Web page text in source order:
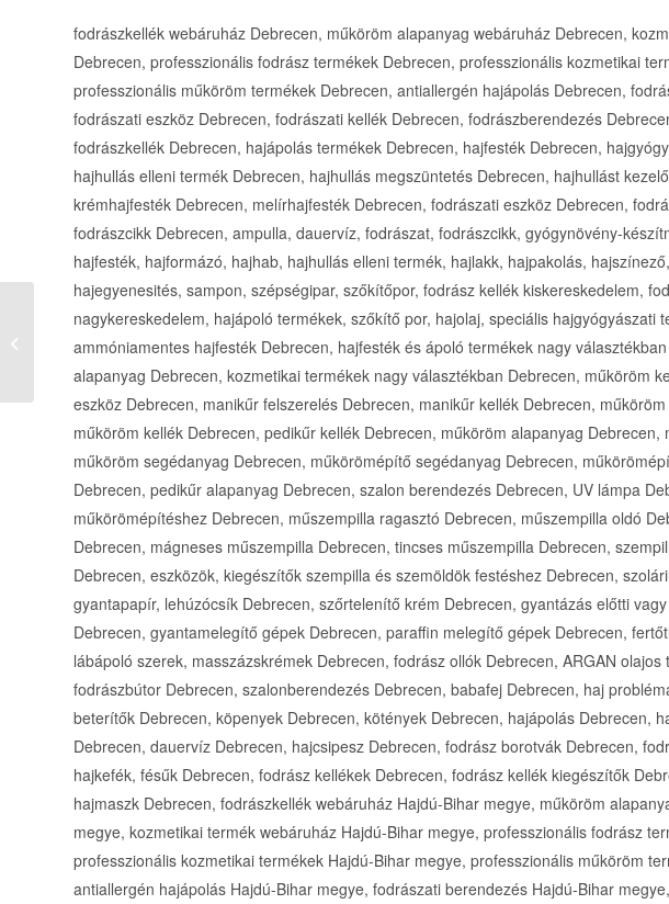
fodrászkellék webáruház Debrecen, műköröm alapanyag webáruház Debrecen,
Debrecen, professzionális fodrász termékek Debrecen, professzionális kozmetikai
professzionális műköröm termékek Debrecen, antiallergén hajápolás Debrecen,
fodrászati eszköz Debrecen, fodrászati kellék Debrecen, fodrászberendezés
fodrászkellék Debrecen, hajápolás termékek Debrecen, hajfesték Debrecen,
hajhullás elleni termék Debrecen, hajhullás megszüntetés Debrecen, hajhullást
krémhajfesték Debrecen, melírhajfesték Debrecen, fodrászati eszköz Debrecen,
fodrászcikk Debrecen, ampulla, dauervíz, fodrászat, fodrászcikk, gyógynövény-
hajfesték, hajformázó, hajhab, hajhullás elleni termék, hajlakk, hajpakolás,
hajegyenesités, sampon, szépségipar, szőkítőpor, fodrász kellék kiskereskedelem,
nagykereskedelem, hajápoló termékek, szőkítő por, hajolaj, speciális hajgyógyászati
ammóniamentes hajfesték Debrecen, hajfesték és ápoló termékek nagy
alapanyag Debrecen, kozmetikai termékek nagy választékban Debrecen, műköröm
eszköz Debrecen, manikűr felszerelés Debrecen, manikűr kellék Debrecen,
műköröm kellék Debrecen, pedikűr kellék Debrecen, műköröm alapanyag Debrecen,
műköröm segédanyag Debrecen, műkörömépítő segédanyag Debrecen,
Debrecen, pedikűr alapanyag Debrecen, szalon berendezés Debrecen, UV lámpa
műkörömépítéshez Debrecen, műszempilla ragasztó Debrecen, műszempilla oldó
Debrecen, mágneses műszempilla Debrecen, tincses műszempilla Debrecen,
Debrecen, eszközök, kiegészítők szempilla és szemöldök festéshez Debrecen,
gyantapapír, lehúzócsík Debrecen, szőrtelenítő krém Debrecen, gyantázás előtti
Debrecen, gyantamelegítő gépek Debrecen, paraffin melegítő gépek Debrecen,
lábápoló szerek, masszázskrémek Debrecen, fodrász ollók Debrecen, ARGAN olajos
fodrászbútor Debrecen, szalonberendezés Debrecen, babafej Debrecen, haj
beterítők Debrecen, köpenyek Debrecen, kötények Debrecen, hajápolás Debrecen,
Debrecen, dauervíz Debrecen, hajcsipesz Debrecen, fodrász borotvák Debrecen,
hajkefék, fésűk Debrecen, fodrász kellékek Debrecen, fodrász kellék kiegészítők
hajmaszk Debrecen, fodrászkellék webáruház Hajdú-Bihar megye, műköröm
megye, kozmetikai termék webáruház Hajdú-Bihar megye, professzionális fodrász
professzionális kozmetikai termékek Hajdú-Bihar megye, professzionális műköröm
antiallergén hajápolás Hajdú-Bihar megye, fodrászati berendezés Hajdú-Bihar
Szakály Therm Kft.
teljes körű
épületgépészeti víz-,
gáz-, fűtés...